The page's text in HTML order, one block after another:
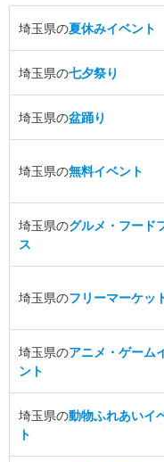
埼玉県の夏休みイベント
埼玉県の七夕祭り
埼玉県の盆踊り
埼玉県の無料イベント
埼玉県のグルメ・フード
ス
埼玉県のフリーマーケッ
埼玉県のアニメ・ゲーム
ント
埼玉県の動物ふれあいイ
ト